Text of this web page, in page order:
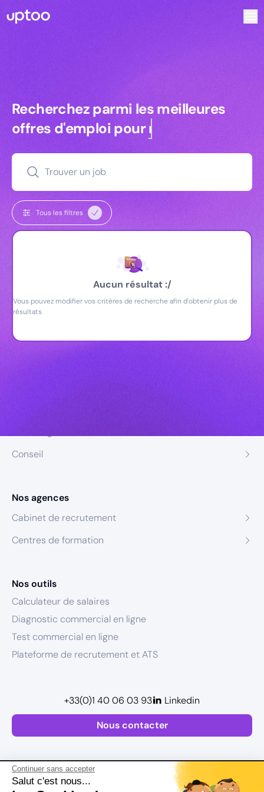
Continuer sans accepter
Salut c'est nous...
Recherchez parmi les meilleures
Recherchez parmi les meilleures
offres d'emploi pourcommerciaux
Trouver un job
Tous les filtres
Aucun résultat :/
Vous pouvez modifier vos critères de recherche afin d'obtenir plus de
résultats
Conseil
Nos agences
Cabinet de recrutement
Centres de formation
Nos outils
Calculateur de salaires
Diagnostic commercial en ligne
Test commercial en ligne
Plateforme de recrutement et ATS
Nous contacter
+33(0)1 40 06 03 93 Linkedin